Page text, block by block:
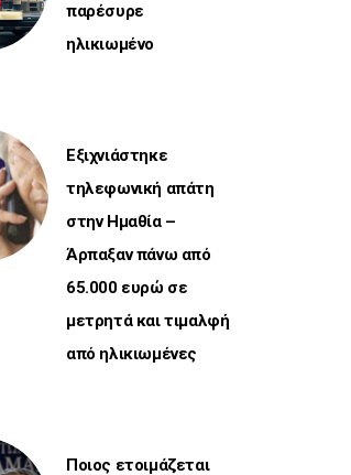
παρέσυρε
ηλικιωμένο
Εξιχνιάστηκε
τηλεφωνική απάτη
στην Ημαθία –
Άρπαξαν πάνω από
65.000 ευρώ σε
μετρητά και τιμαλφή
από ηλικιωμένες
Ποιος ετοιμάζεται